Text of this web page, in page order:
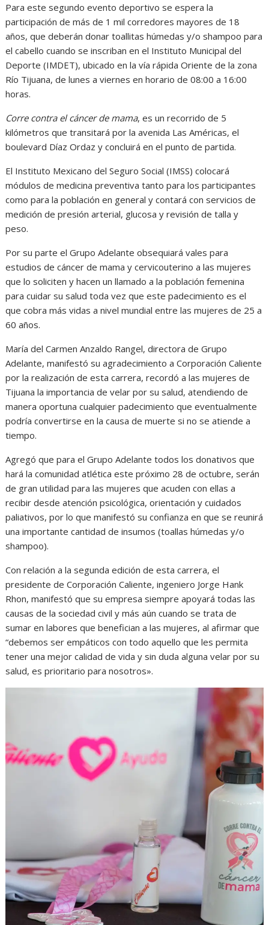
Para este segundo evento deportivo se espera la
participación de más de 1 mil corredores mayores de 18
años, que deberán donar toallitas húmedas y/o shampoo para
el cabello cuando se inscriban en el Instituto Municipal del
Deporte (IMDET), ubicado en la vía rápida Oriente de la zona
Río Tijuana, de lunes a viernes en horario de 08:00 a 16:00
horas.
Corre contra el cáncer de mama, es un recorrido de 5
kilómetros que transitará por la avenida Las Américas, el
boulevard Díaz Ordaz y concluirá en el punto de partida.
El Instituto Mexicano del Seguro Social (IMSS) colocará
módulos de medicina preventiva tanto para los participantes
como para la población en general y contará con servicios de
medición de presión arterial, glucosa y revisión de talla y
peso.
Por su parte el Grupo Adelante obsequiará vales para
estudios de cáncer de mama y cervicouterino a las mujeres
que lo soliciten y hacen un llamado a la población femenina
para cuidar su salud toda vez que este padecimiento es el
que cobra más vidas a nivel mundial entre las mujeres de 25 a
60 años.
María del Carmen Anzaldo Rangel, directora de Grupo
Adelante, manifestó su agradecimiento a Corporación Caliente
por la realización de esta carrera, recordó a las mujeres de
Tijuana la importancia de velar por su salud, atendiendo de
manera oportuna cualquier padecimiento que eventualmente
podría convertirse en la causa de muerte si no se atiende a
tiempo.
Agregó que para el Grupo Adelante todos los donativos que
hará la comunidad atlética este próximo 28 de octubre, serán
de gran utilidad para las mujeres que acuden con ellas a
recibir desde atención psicológica, orientación y cuidados
paliativos, por lo que manifestó su confianza en que se reunirá
una importante cantidad de insumos (toallas húmedas y/o
shampoo).
Con relación a la segunda edición de esta carrera, el
presidente de Corporación Caliente, ingeniero Jorge Hank
Rhon, manifestó que su empresa siempre apoyará todas las
causas de la sociedad civil y más aún cuando se trata de
sumar en labores que benefician a las mujeres, al afirmar que
“debemos ser empáticos con todo aquello que les permita
tener una mejor calidad de vida y sin duda alguna velar por su
salud, es prioritario para nosotros».